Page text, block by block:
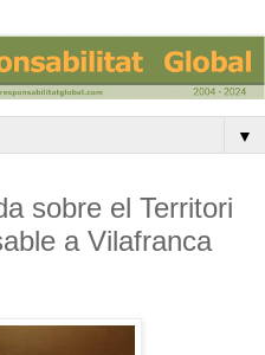
▼
sobre el Territori
a Vilafranca